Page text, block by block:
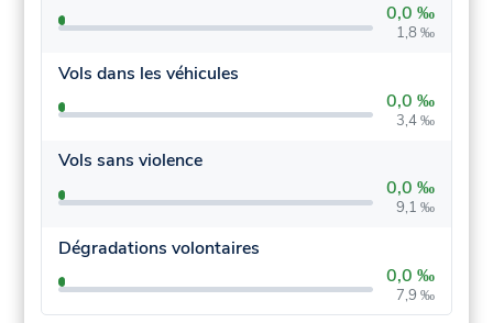
0,0 ‰
1,8 ‰
Vols dans les véhicules
0,0 ‰
3,4 ‰
Vols sans violence
0,0 ‰
9,1 ‰
Dégradations volontaires
0,0 ‰
7,9 ‰